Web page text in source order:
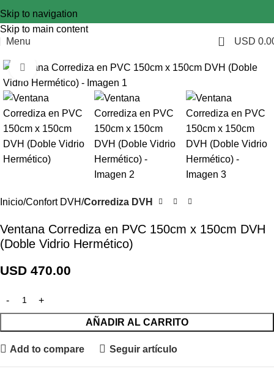
Skip to navigation
Skip to main content
Menu
0 USD
Click to enlarge
Inicio Confort DVH Corrediza DVH
Ventana Corrediza en PVC 150cm x 150cm DVH
(Doble Vidrio Hermético)
USD 470.00
AÑADIR AL CARRITO
Add to compare Seguir artículo